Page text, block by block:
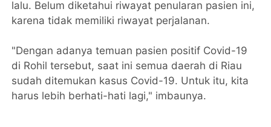
lalu. Belum diketahui riwayat penularan pasien ini,
karena tidak memiliki riwayat perjalanan.
"Dengan adanya temuan pasien positif Covid-19
di Rohil tersebut, saat ini semua daerah di Riau
sudah ditemukan kasus Covid-19. Untuk itu, kita
harus lebih berhati-hati lagi," imbaunya.